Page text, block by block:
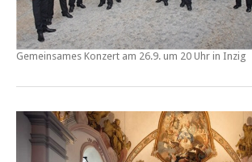
Gemeinsames Konzert am 26.9. um 20 Uhr in Inzig